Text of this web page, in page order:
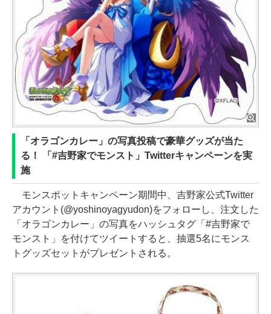
「オラゴンカレー」の写真投稿で豪華グッズが当た
る！ 「#吉野家でモンスト」Twitterキャンペーンを実
施
モンスポットキャンペーン期間中、吉野家公式Twitter
アカウント(@yoshinoyagyudon)をフォローし、注文した
「オラゴンカレー」の写真をハッシュタグ「#吉野家で
モンスト」を付けてツイートすると、抽選5名にモンス
トグッズセットがプレゼントされる。